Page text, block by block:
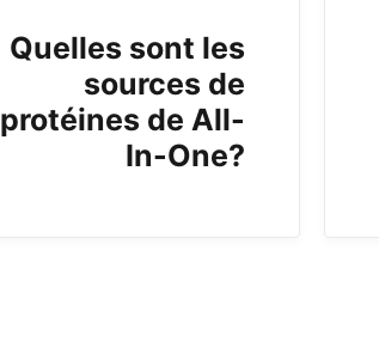
Quelles sont les
sources de
protéines de All-
In-One?